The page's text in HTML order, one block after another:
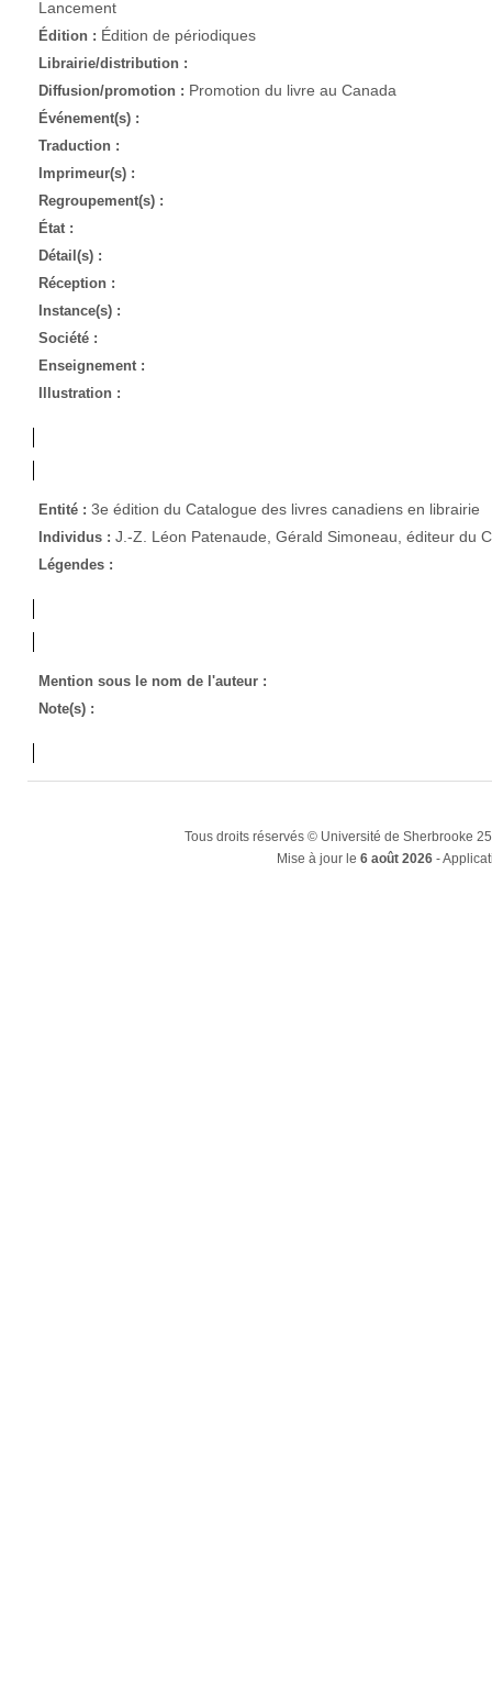
Lancement
Édition : Édition de périodiques
Librairie/distribution :
Diffusion/promotion : Promotion du livre au Canada
Événement(s) :
Traduction :
Imprimeur(s) :
Regroupement(s) :
État :
Détail(s) :
Réception :
Instance(s) :
Société :
Enseignement :
Illustration :
Entité : 3e édition du Catalogue des livres canadiens en librairie
Individus : J.-Z. Léon Patenaude, Gérald Simoneau, éditeur du
Légendes :
Mention sous le nom de l'auteur :
Note(s) :
Tous droits réservés © Université de Sherbrooke
Mise à jour le 6 août 2026 -